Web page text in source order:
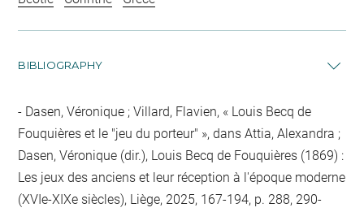
BIBLIOGRAPHY
Dasen, Véronique ; Villard, Flavien, « Louis Becq de
Fouquières et le "jeu du porteur" », dans Attia, Alexandra ;
Dasen, Véronique (dir.), Louis Becq de Fouquières (1869) :
Les jeux des anciens et leur réception à l'époque moderne
(XVIe-XIXe siècles), Liège, 2025, 167-194, p. 288, 290-